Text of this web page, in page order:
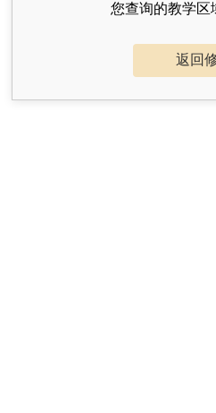
您查询的教学区
返回